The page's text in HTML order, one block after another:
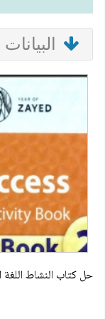
البيانات
حل كتاب النشاط اللغة